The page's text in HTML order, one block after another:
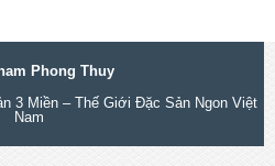
3 Miền – Thế Giới Đặc Sản Ngon Việt
Nam